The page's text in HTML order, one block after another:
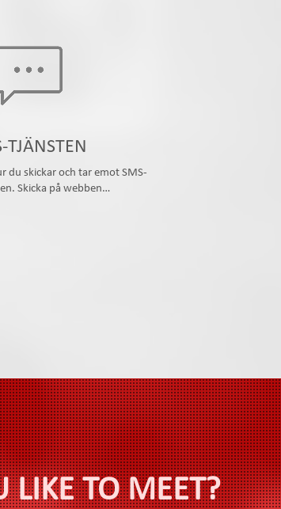
TJÄNSTEN
du skickar och tar emot SMS-
Skicka på webben…
LIKE TO MEET?